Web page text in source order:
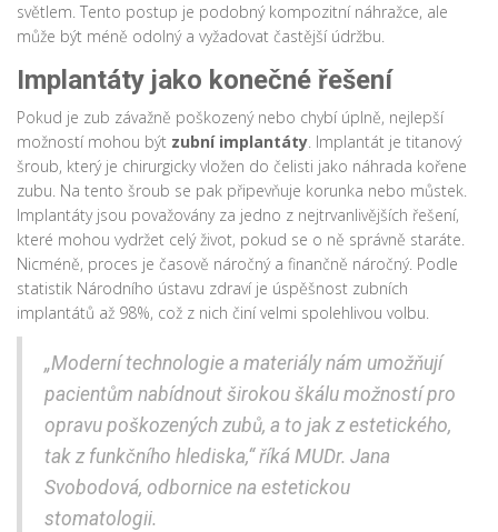
světlem. Tento postup je podobný kompozitní náhražce, ale
může být méně odolný a vyžadovat častější údržbu.
Implantáty jako konečné řešení
Pokud je zub závažně poškozený nebo chybí úplně, nejlepší
možností mohou být zubní implantáty. Implantát je titanový
šroub, který je chirurgicky vložen do čelisti jako náhrada kořene
zubu. Na tento šroub se pak připevňuje korunka nebo můstek.
Implantáty jsou považovány za jedno z nejtrvanlivějších řešení,
které mohou vydržet celý život, pokud se o ně správně staráte.
Nicméně, proces je časově náročný a finančně náročný. Podle
statistik Národního ústavu zdraví je úspěšnost zubních
implantátů až 98%, což z nich činí velmi spolehlivou volbu.
„Moderní technologie a materiály nám umožňují
pacientům nabídnout širokou škálu možností pro
opravu poškozených zubů, a to jak z estetického,
tak z funkčního hlediska,“ říká MUDr. Jana
Svobodová, odbornice na estetickou
stomatologii.